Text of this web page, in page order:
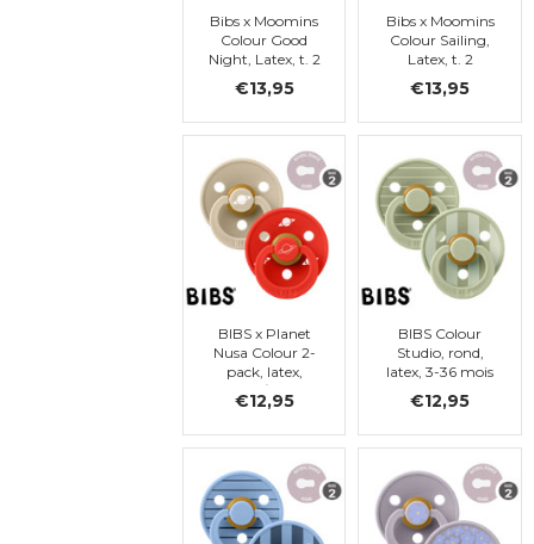
Bibs x Moomins
Colour Good
Night, Latex, t. 2
€13,95
Bibs x Moomins
Colour Sailing,
Latex, t. 2
€13,95
BIBS x Planet
Nusa Colour 2-
pack, latex,
Vanilla/Candy
Apple - t. 2
€12,95
BIBS Colour
Studio, rond,
latex, 3-36 mois
(taille 2)
€12,95